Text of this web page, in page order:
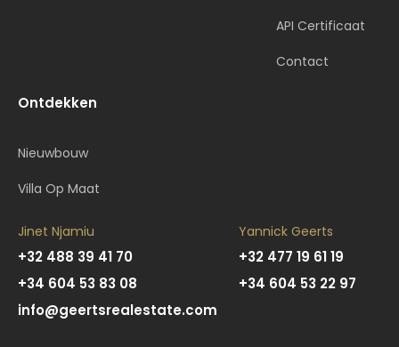
API Certificaat
Contact
Ontdekken
Nieuwbouw
Villa Op Maat
Jinet Njamiu
+32 488 39 41 70
+34 604 53 83 08
info@geertsrealestate.com
Yannick Geerts
+32 477 19 61 19
+34 604 53 22 97